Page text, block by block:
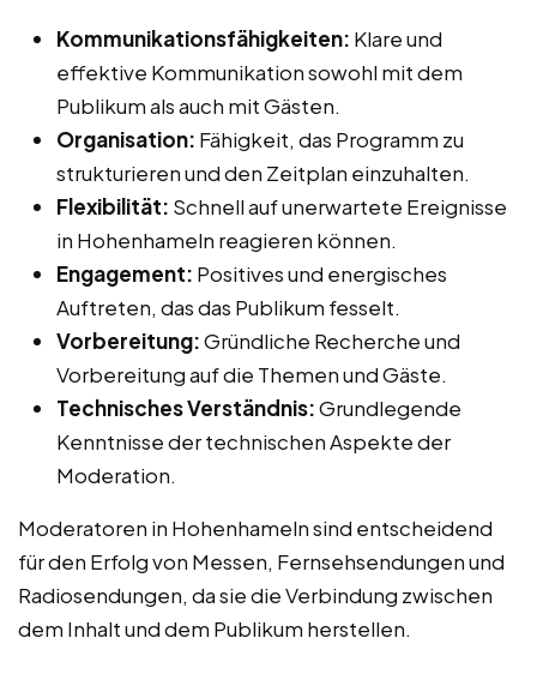
Kommunikationsfähigkeiten: Klare und
effektive Kommunikation sowohl mit dem
Publikum als auch mit Gästen.
Organisation: Fähigkeit, das Programm zu
strukturieren und den Zeitplan einzuhalten.
Flexibilität: Schnell auf unerwartete Ereignisse
in Hohenhameln reagieren können.
Engagement: Positives und energisches
Auftreten, das das Publikum fesselt.
Vorbereitung:Gründliche Recherche und
Vorbereitung auf die Themen und Gäste.
Technisches Verständnis:Grundlegende
Kenntnisse der technischen Aspekte der
Moderation.
Moderatoren in Hohenhameln sind entscheidend
für den Erfolg von Messen, Fernsehsendungen und
Radiosendungen, da sie die Verbindung zwischen
dem Inhalt und dem Publikum herstellen.